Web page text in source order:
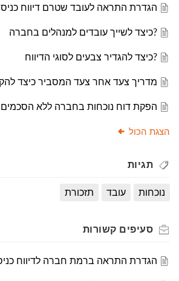
הגדרת התראה לעובד שטרם דיווח
?כיצד לשייך עובדים למנהלים בחברה
?כיצד להגדיר צבעים לסוגי הדיווח
מדריך צעד אחר צעד המסביר כיצד
הפקת דוח נוכחות בחברה ללא
הצגת הכול
תגיות
נוכחות עובד תזכורת
סעיפים קשורות
הגדרת התראה ברמת חברה לדיווח